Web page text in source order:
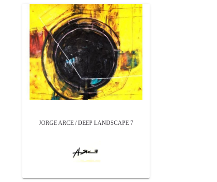
JORGE ARCE / DEEP LANDSCAPE 7